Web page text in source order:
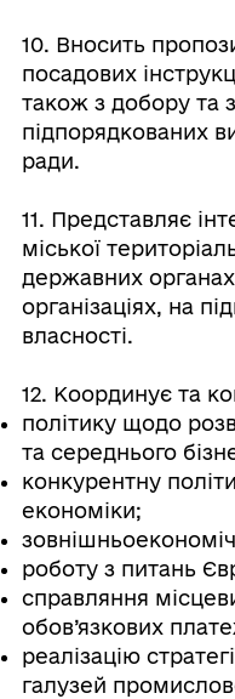
10. Вносить
посадових
також з добору та
підпорядкованих
ради.
11. Представляє
міської
державних
організаціях, на
власності.
12. Координує та
політику щодо
та середнього
конкурентну
економіки;
роботу з питань
справляння
обов’язкових
реалізацію
галузей